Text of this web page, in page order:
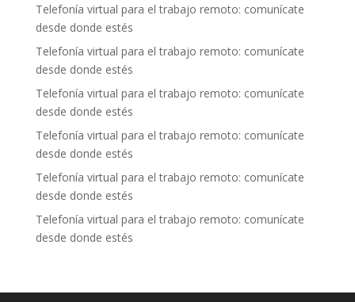
Telefonía virtual para el trabajo remoto: comunícate
desde donde estés
Telefonía virtual para el trabajo remoto: comunícate
desde donde estés
Telefonía virtual para el trabajo remoto: comunícate
desde donde estés
Telefonía virtual para el trabajo remoto: comunícate
desde donde estés
Telefonía virtual para el trabajo remoto: comunícate
desde donde estés
Telefonía virtual para el trabajo remoto: comunícate
desde donde estés